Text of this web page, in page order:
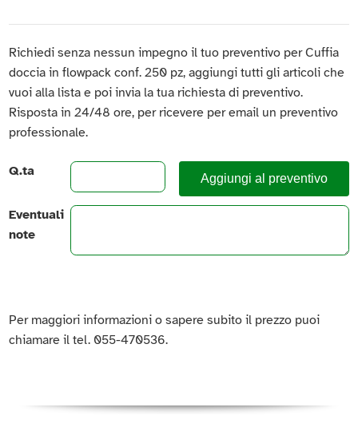
Richiedi senza nessun impegno il tuo preventivo per Cuffia
doccia in flowpack conf. 250 pz, aggiungi tutti gli articoli che
vuoi alla lista e poi invia la tua richiesta di preventivo.
Risposta in 24/48 ore, per ricevere per email un preventivo
professionale.
Q.ta Aggiungi al preventivo
Eventuali
note
Per maggiori informazioni o sapere subito il prezzo puoi
chiamare il tel. 055-470536.